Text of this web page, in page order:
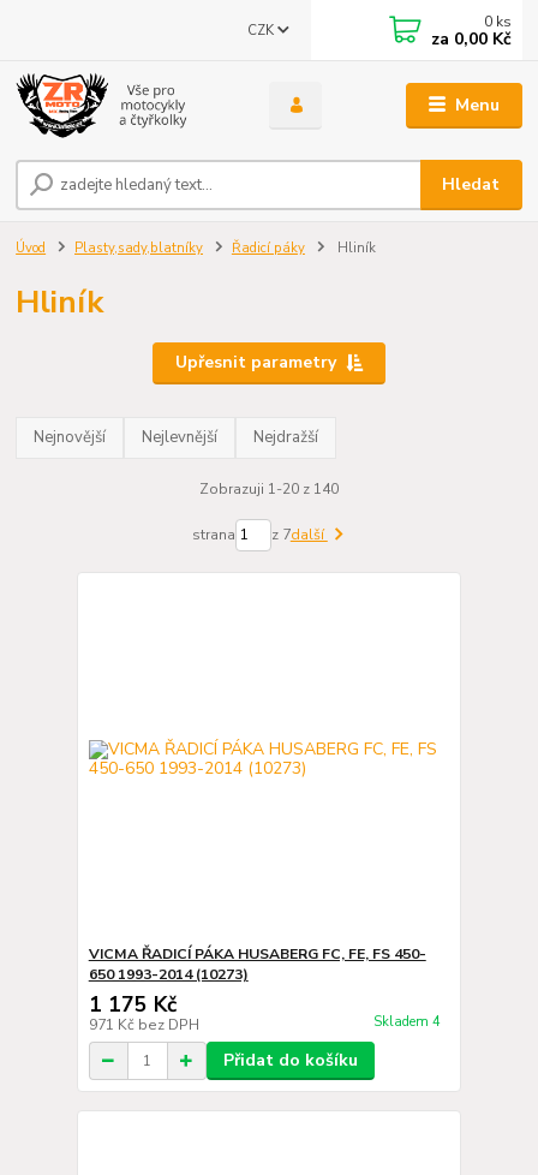
Menu
CZK
Hledat
0 ks
za 0,00 Kč
Úvod Plasty,sady,blatníky Řadicí páky Hliník
Hliník
Upřesnit parametry
Nejnovější Nejlevnější Nejdražší
Zobrazuji 1-20 z 140
strana z 7další
VICMA ŘADICÍ PÁKA HUSABERG FC, FE, FS 450-
650 1993-2014 (10273)
1 175 Kč
971 Kč bez DPH Skladem 4
Přidat do košíku